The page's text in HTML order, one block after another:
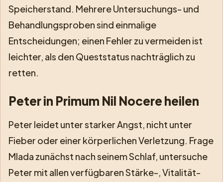
Speicherstand. Mehrere Untersuchungs- und
Behandlungsproben sind einmalige
Entscheidungen; einen Fehler zu vermeiden ist
leichter, als den Queststatus nachträglich zu
retten.
Peter in Primum Nil Nocere heilen
Peter leidet unter starker Angst, nicht unter
Fieber oder einer körperlichen Verletzung. Frage
Mlada zunächst nach seinem Schlaf, untersuche
Peter mit allen verfügbaren Stärke-, Vitalität-